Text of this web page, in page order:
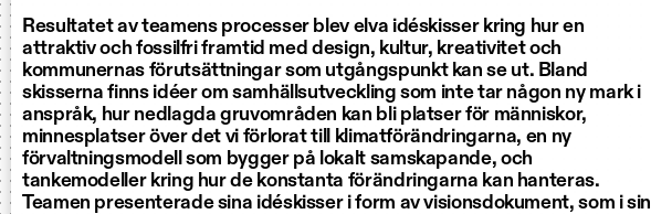
Resultatet av teamens processer blev elva idéskisser kring hur en
attraktiv och fossilfri framtid med design, kultur, kreativitet och
kommunernas förutsättningar som utgångspunkt kan se ut. Bland
skisserna finns idéer om samhällsutveckling som inte tar någon ny mark i
anspråk, hur nedlagda gruvområden kan bli platser för människor,
minnesplatser över det vi förlorat till klimatförändringarna, en ny
förvaltningsmodell som bygger på lokalt samskapande, och
tankemodeller kring hur de konstanta förändringarna kan hanteras.
Teamen presenterade sina idéskisser i form av visionsdokument, som i sin